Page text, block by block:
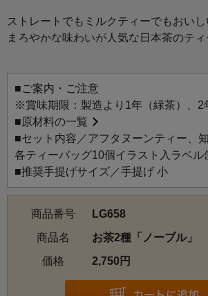
ストレートでもミルクティーでもおいし
まろやかな味わいが人気な日本茶のテ
わせました。どなたにも贈りやすい、
ギフトです。
■ご案内・ご注意
※賞味期限：製造より1年（緑茶）、2
■原材料の一覧
■セット内容／アフタヌーンティー、
各ティーバッグ10個イラスト入ラベル
■推奨手提げサイズ／手提げ 小
商品番号
LG658
商品名
お茶2種「ノーブル」
価格
2,750円